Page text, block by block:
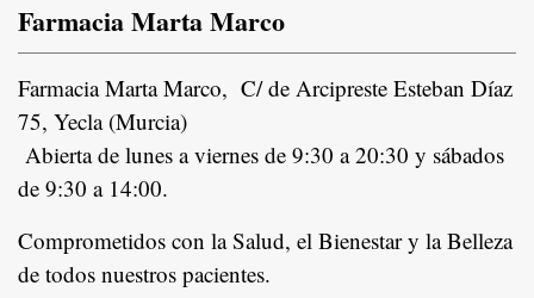
Farmacia Marta Marco
Farmacia Marta Marco, C/ de Arcipreste Esteban Díaz
75, Yecla (Murcia)
Abierta de lunes a viernes de 9:30 a 20:30 y sábados
de 9:30 a 14:00.
Comprometidos con la Salud, el Bienestar y la Belleza
de todos nuestros pacientes.